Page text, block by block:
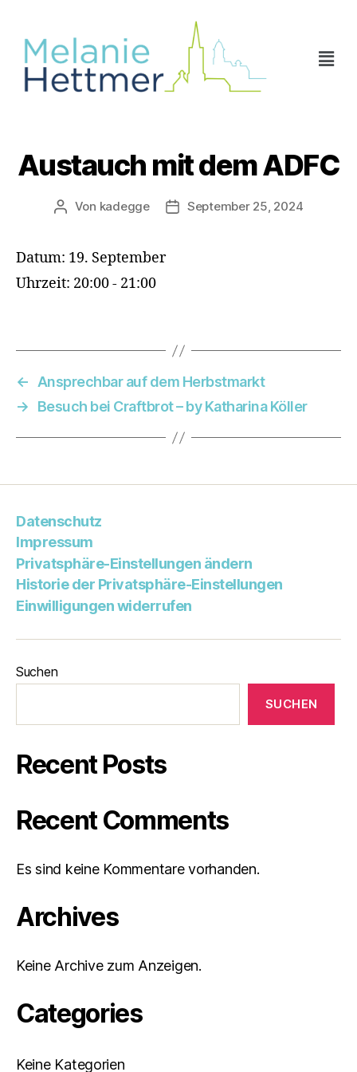
Austauch mit dem ADFC
Von kadegge September 25, 2024
Datum: 19. September
Uhrzeit: 20:00 - 21:00
← Ansprechbar auf dem Herbstmarkt
→
Besuch bei Craftbrot – by Katharina Köller
Datenschutz
Impressum
Privatsphäre-Einstellungen ändern
Historie der Privatsphäre-Einstellungen
Einwilligungen widerrufen
Suchen
SUCHEN
Recent Posts
Recent Comments
Es sind keine Kommentare vorhanden.
Archives
Keine Archive zum Anzeigen.
Categories
Keine Kategorien